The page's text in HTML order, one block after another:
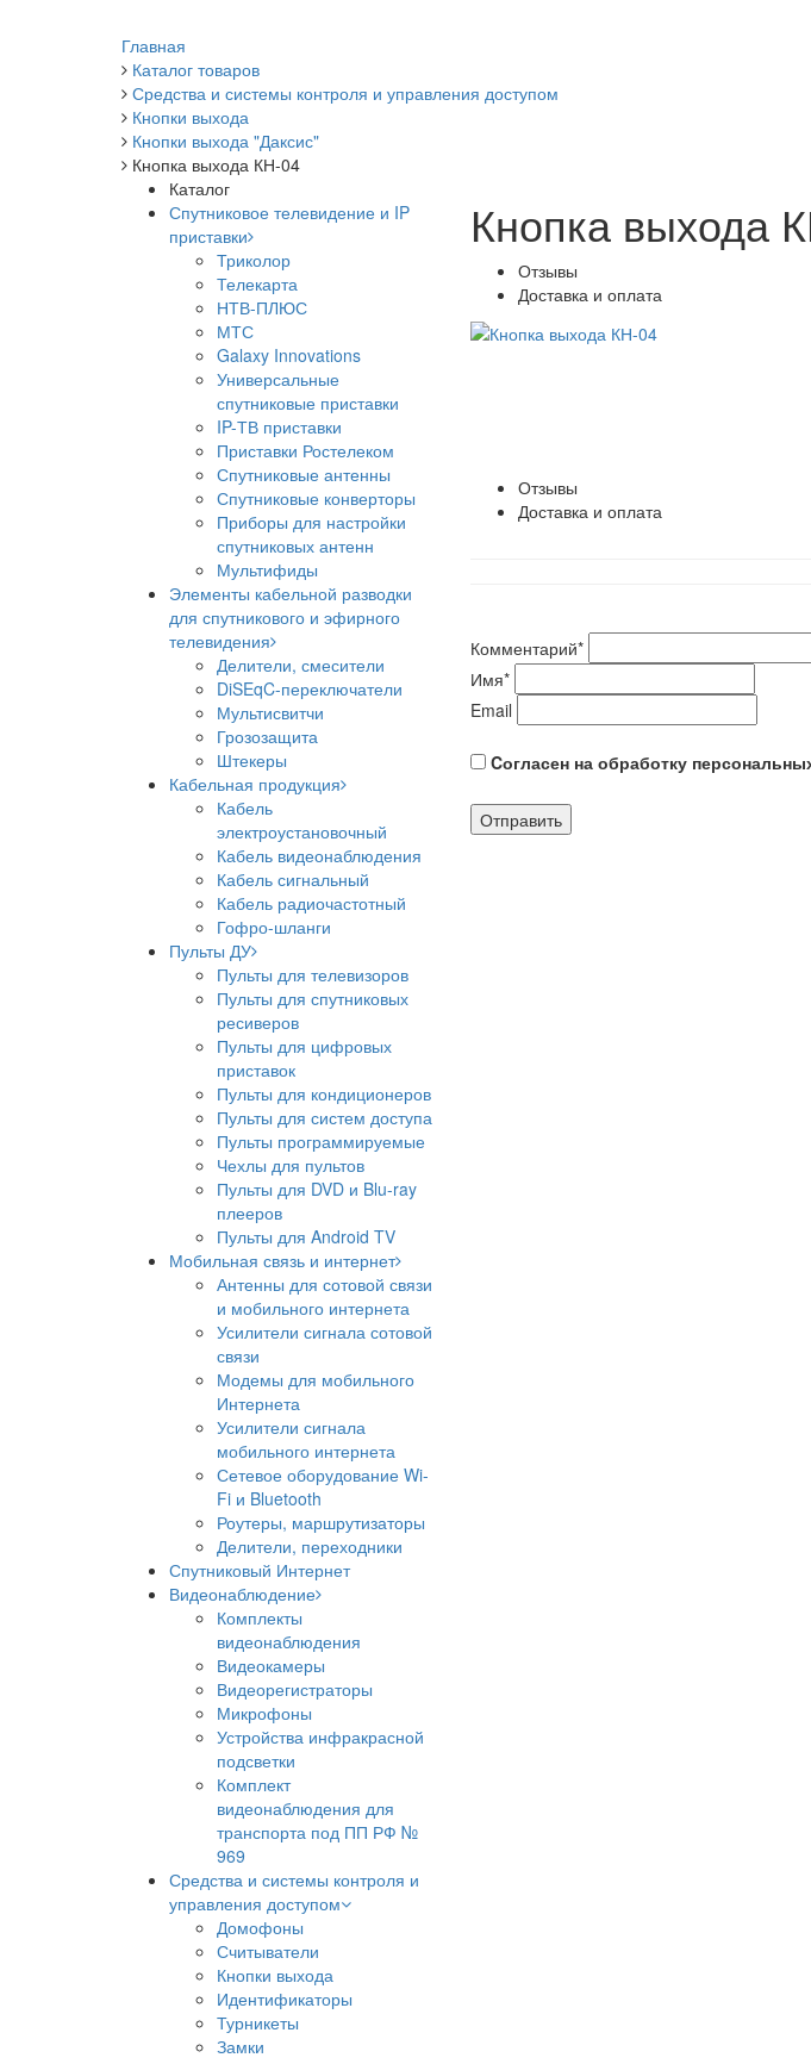
Главная
Каталог товаров
Средства и системы контроля и управления доступом
Кнопки выхода
Кнопки выхода "Даксис"
Кнопка выхода КН-04
Каталог
Спутниковое телевидение и IP
приставки
Триколор
Телекарта
НТВ-ПЛЮС
МТС
Galaxy Innovations
Универсальные
спутниковые приставки
IP-ТВ приставки
Приставки Ростелеком
Спутниковые антенны
Спутниковые конверторы
Приборы для настройки
спутниковых антенн
Мультифиды
Элементы кабельной разводки
для спутникового и эфирного
телевидения
Делители, смесители
DiSEqC-переключатели
Мультисвитчи
Грозозащита
Штекеры
Кабельная продукция
Кабель
электроустановочный
Кабель видеонаблюдения
Кабель сигнальный
Кабель радиочастотный
Гофро-шланги
Пульты ДУ
Пульты для телевизоров
Пульты для спутниковых
ресиверов
Пульты для цифровых
приставок
Пульты для кондиционеров
Пульты для систем доступа
Пульты программируемые
Чехлы для пультов
Пульты для DVD и Blu-ray
плееров
Пульты для Android TV
Мобильная связь и интернет
Антенны для сотовой связи
и мобильного интернета
Усилители сигнала сотовой
связи
Модемы для мобильного
Интернета
Усилители сигнала
мобильного интернета
Сетевое оборудование Wi-
Fi и Bluetooth
Роутеры, маршрутизаторы
Делители, переходники
Спутниковый Интернет
Видеонаблюдение
Комплекты
видеонаблюдения
Видеокамеры
Видеорегистраторы
Микрофоны
Устройства инфракрасной
подсветки
Комплект
видеонаблюдения для
транспорта под ПП РФ №
969
Средства и системы контроля и
управления доступом
Домофоны
Считыватели
Кнопки выхода
Идентификаторы
Турникеты
Замки
Кнопка выхода
Отзывы
Доставка и оплата
Отзывы
Доставка и оплата
Комментарий*
Имя*
Email
Cогласен на обработку